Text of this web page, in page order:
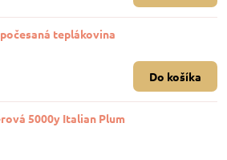
teplákovina
Do košíka
5000y Italian Plum